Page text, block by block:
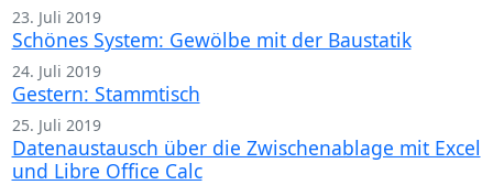
23. Juli 2019
Schönes System: Gewölbe mit der Baustatik
24. Juli 2019
Gestern: Stammtisch
25. Juli 2019
Datenaustausch über die Zwischenablage mit Excel
und Libre Office Calc